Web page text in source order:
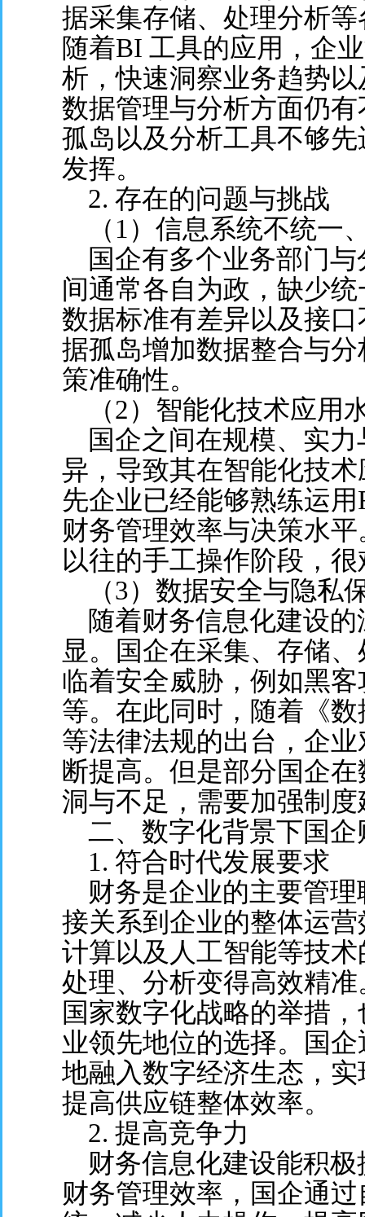
据采集存储、处理分析
随着BI 工具的应用，企
析，快速洞察业务趋势
数据管理与分析方面仍
孤岛以及分析工具不够
发挥。
2. 存在的问题与挑战
（1）信息系统不统一
国企有多个业务部门与
间通常各自为政，缺少
数据标准有差异以及接
据孤岛增加数据整合与
策准确性。
（2）智能化技术应用
国企之间在规模、实力
异，导致其在智能化技
先企业已经能够熟练运
财务管理效率与决策水
以往的手工操作阶段，
（3）数据安全与隐私
随着财务信息化建设的
显。国企在采集、存储
临着安全威胁，例如黑
等。在此同时，随着《
等法律法规的出台，企
断提高。但是部分国企
洞与不足，需要加强制
二、数字化背景下国企
1. 符合时代发展要求
财务是企业的主要管理
接关系到企业的整体运
计算以及人工智能等技
处理、分析变得高效精
国家数字化战略的举措
业领先地位的选择。国
地融入数字经济生态，
提高供应链整体效率。
2. 提高竞争力
财务信息化建设能积极
财务管理效率，国企通